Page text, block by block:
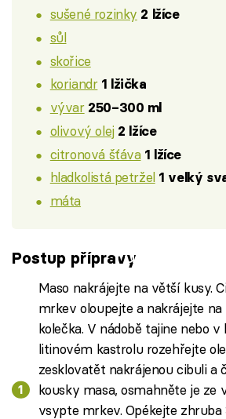
sušené rozinky 2 lžíce
sůl
skořice
koriandr 1 lžička
vývar 250–300 ml
olivový olej 2 lžíce
citronová šťáva 1 lžíce
hladkolistá petržel 1 velký
máta
Failed to fetch
Postup přípravy
Maso nakrájejte na větší kusy.
mrkev oloupejte a nakrájejte
kolečka. V nádobě tajine nebo
litinovém kastrolu rozehřejte
zesklovatět nakrájenou cibuli a
kousky masa, osmahněte je ze
vsypte mrkev. Opékejte